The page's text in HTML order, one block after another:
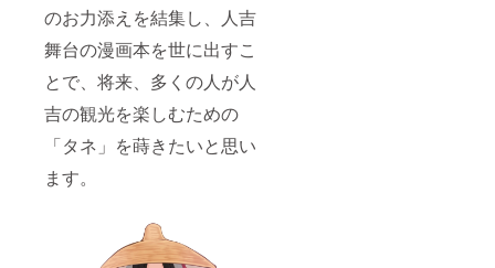
のお力添えを結集し、人吉
舞台の漫画本を世に出すこ
とで、将来、多くの人が人
吉の観光を楽しむための
「タネ」を蒔きたいと思い
ます。